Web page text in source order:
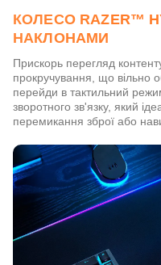
КОЛЕСО RAZER™
НАКЛОНАМИ
Прискорь перегляд
прокручування, що вільно
перейди в тактильний
зворотного зв'язку, який
перемикання зброї або